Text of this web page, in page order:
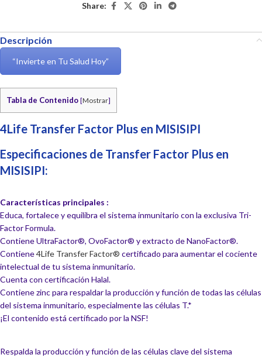
Share:
Descripción
“Invierte en Tu Salud Hoy”
Tabla de Contenido [Mostrar]
4Life Transfer Factor Plus en MISISIPI
Especificaciones de Transfer Factor Plus en
MISISIPI:
Características principales :
Educa, fortalece y equilibra el sistema inmunitario con la exclusiva Tri-
Factor Formula.
Contiene UltraFactor®, OvoFactor® y extracto de NanoFactor®.
Contiene4Life Transfer Factor® certificado para aumentar el cociente
intelectual de tu sistema inmunitario.
Cuenta con certificación Halal.
Contiene zinc para respaldar la producción y función de todas las células
del sistema inmunitario, especialmente las células T.*
¡El contenido está certificado por la NSF!
Respalda la producción y función de las células clave del sistema